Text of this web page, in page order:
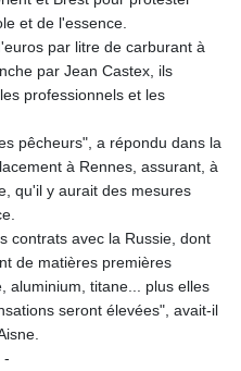
et de l'essence.
par litre de carburant à
par Jean Castex, ils
professionnels et les
pêcheurs", a répondu dans la
à Rennes, assurant, à
qu'il y aurait des mesures
contrats avec la Russie, dont
de matières premières
aluminium, titane... plus elles
seront élevées", avait-il
-